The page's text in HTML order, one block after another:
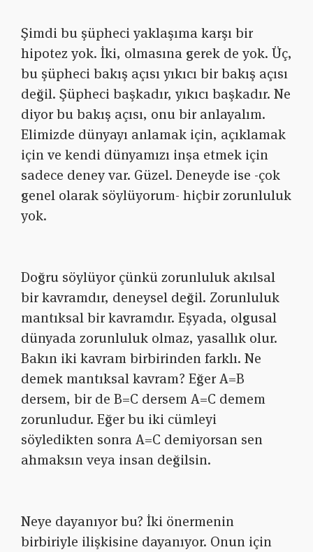
Şimdi bu şüpheci yaklaşıma karşı bir
hipotez yok. İki, olmasına gerek de yok. Üç,
bu şüpheci bakış açısı yıkıcı bir bakış açısı
değil. Şüpheci başkadır, yıkıcı başkadır. Ne
diyor bu bakış açısı, onu bir anlayalım.
Elimizde dünyayı anlamak için, açıklamak
için ve kendi dünyamızı inşa etmek için
sadece deney var. Güzel. Deneyde ise -çok
genel olarak söylüyorum- hiçbir zorunluluk
yok.
Doğru söylüyor çünkü zorunluluk akılsal
bir kavramdır, deneysel değil. Zorunluluk
mantıksal bir kavramdır. Eşyada, olgusal
dünyada zorunluluk olmaz, yasallık olur.
Bakın iki kavram birbirinden farklı. Ne
demek mantıksal kavram? Eğer A=B
dersem, bir de B=C dersem A=C demem
zorunludur. Eğer bu iki cümleyi
söyledikten sonra A=C demiyorsan sen
ahmaksın veya insan değilsin.
Neye dayanıyor bu? İki önermenin
birbiriyle ilişkisine dayanıyor. Onun için